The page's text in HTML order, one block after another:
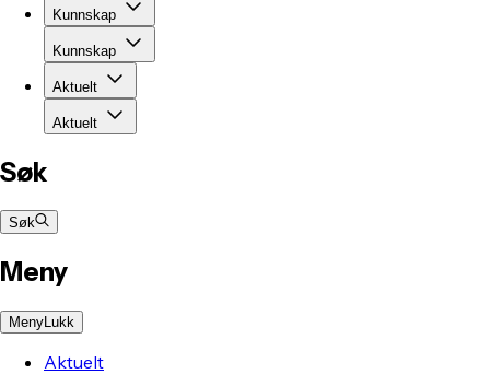
Kunnskap
Kunnskap
Aktuelt
Aktuelt
Søk
Søk
Meny
MenyLukk
Aktuelt